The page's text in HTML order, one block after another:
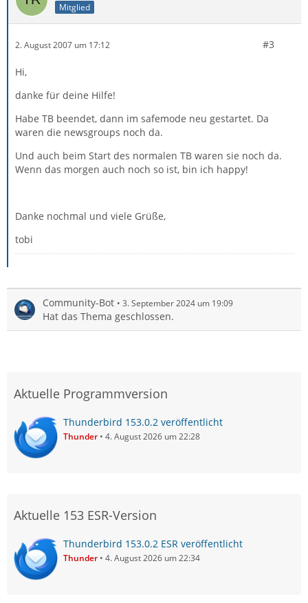
Mitglied
2. August 2007 um 17:12 #3
Hi,
danke für deine Hilfe!
Habe TB beendet, dann im safemode neu gestartet. Da
waren die newsgroups noch da.
Und auch beim Start des normalen TB waren sie noch da.
Wenn das morgen auch noch so ist, bin ich happy!
Danke nochmal und viele Grüße,
tobi
Community-Bot 3. September 2024 um 19:09
Hat das Thema geschlossen.
Aktuelle Programmversion
Thunderbird 153.0.2 veröffentlicht
Thunder 4. August 2026 um 22:28
Aktuelle 153 ESR-Version
Thunderbird 153.0.2 ESR veröffentlicht
Thunder 4. August 2026 um 22:34